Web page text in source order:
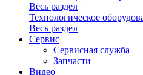
Весь раздел
Технологическое
Весь раздел
Сервис
Сервисная служба
Запчасти
Видео